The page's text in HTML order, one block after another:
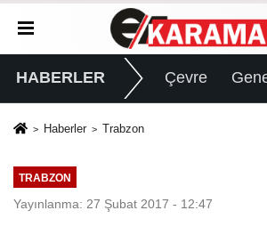
HABERLER Çevre
Haberler Trabzon
TRABZON
Yayınlanma: 27 Şubat 2017 - 12:47